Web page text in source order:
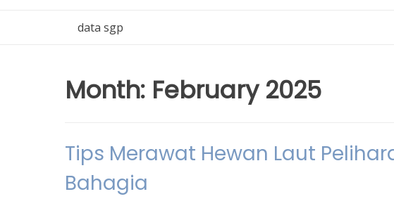
data sgp
Month: February 2025
Tips Merawat Hewan Laut
Bahagia